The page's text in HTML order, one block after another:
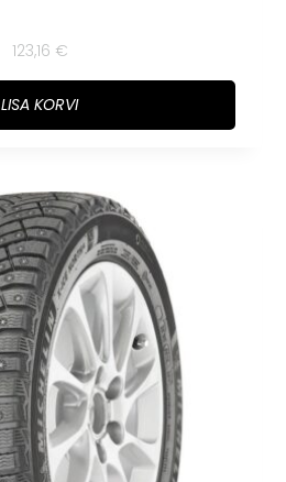
123,16 €
LISA KORVI